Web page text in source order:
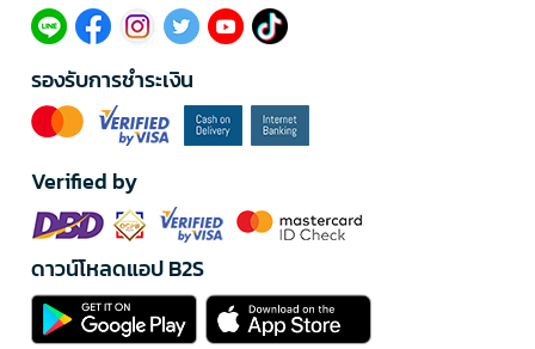
รองรับการชำระเงิน
Verified by
ดาวน์โหลดแอป B2S